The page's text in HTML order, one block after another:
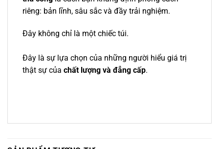
riêng: bản lĩnh, sâu sắc và đầy trải nghiệm.
Đây không chỉ là một chiếc túi.
Đây là sự lựa chọn của những người hiểu giá trị
thật sự của chất lượng và đẳng cấp.